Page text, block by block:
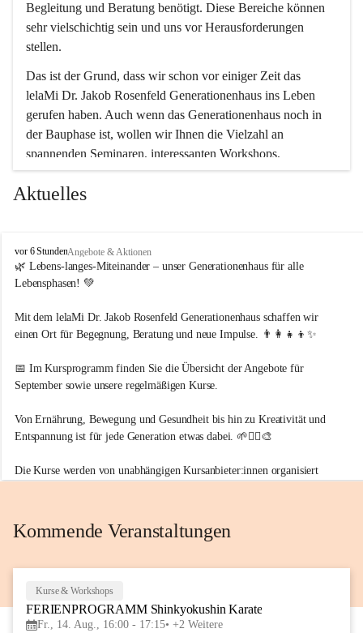
Begleitung und Beratung benötigt. Diese Bereiche können
sehr vielschichtig sein und uns vor Herausforderungen
stellen.
Das ist der Grund, dass wir schon vor einiger Zeit das
lelaMi Dr. Jakob Rosenfeld Generationenhaus ins Leben
gerufen haben. Auch wenn das Generationenhaus noch in
der Bauphase ist, wollen wir Ihnen die Vielzahl an
spannenden Seminaren, interessanten Workshops,
Bewegungskursen und Freizeitaktivitäten nicht vorenthalten.
In diesem Sinne wünschen wir Ihnen viel Spaß beim
Aktuelles
l
e
l
M
i
vor 6 StundenAngebote & Aktionen
🌿 Lebens-langes-Miteinander – unser Generationenhaus für alle
Lebensphasen! 💚
Mit dem lelaMi Dr. Jakob Rosenfeld Generationenhaus schaffen wir
einen Ort für Begegnung, Beratung und neue Impulse. 👨‍👩‍👧‍👦✨
📅 Im Kursprogramm finden Sie die Übersicht der Angebote für
September sowie unsere regelmäßigen Kurse.
Von Ernährung, Bewegung und Gesundheit bis hin zu Kreativität und
Entspannung ist für jede Generation etwas dabei. 🌱🧘‍♀️🎨
Die Kurse werden von unabhängigen Kursanbieter:innen organisiert
Wir freuen uns auf Sie im neuen Generationenhaus! 💚
Kommende Veranstaltungen
Kurse & Workshops
FERIENPROGRAMM Shinkyokushin Karate
Fr., 14. Aug., 16:00 - 17:15 +2 Weitere